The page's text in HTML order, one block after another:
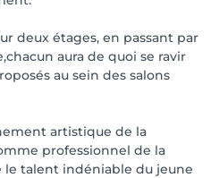
deux étages, en passant par
aura de quoi se ravir
au sein des salons
artistique de la
professionnel de la
le talent indéniable du jeune